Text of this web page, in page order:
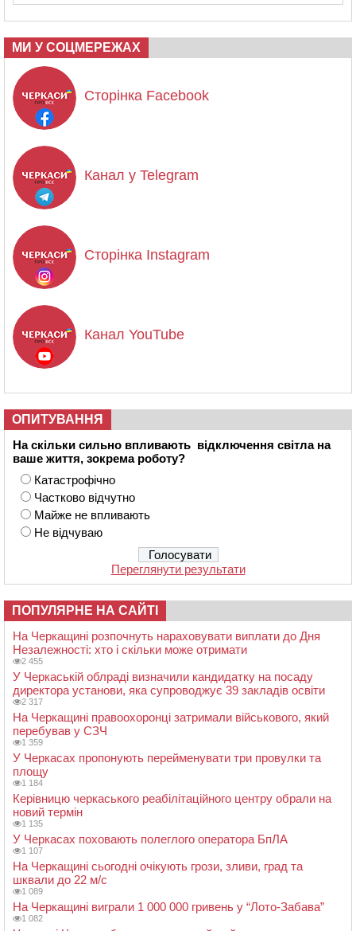
МИ У СОЦМЕРЕЖАХ
Сторінка Facebook
Канал у Telegram
Сторінка Instagram
Канал YouTube
ОПИТУВАННЯ
На скільки сильно впливають відключення світла на
ваше життя, зокрема роботу?
Катастрофічно
Частково відчутно
Майже не впливають
Не відчуваю
Переглянути результати
ПОПУЛЯРНЕ НА САЙТІ
На Черкащині розпочнуть нараховувати виплати до Дня
Незалежності: хто і скільки може отримати
2 455
У Черкаській облраді визначили кандидатку на посаду
директора установи, яка супроводжує 39 закладів освіти
2 317
На Черкащині правоохоронці затримали військового, який
перебував у СЗЧ
1 359
У Черкасах пропонують перейменувати три провулки та
площу
1 184
Керівницю черкаського реабілітаційного центру обрали на
новий термін
1 135
У Черкасах поховають полеглого оператора БпЛА
1 107
На Черкащині сьогодні очікують грози, зливи, град та
шквали до 22 м/с
1 089
На Черкащині виграли 1 000 000 гривень у “Лото-Забава”
1 082